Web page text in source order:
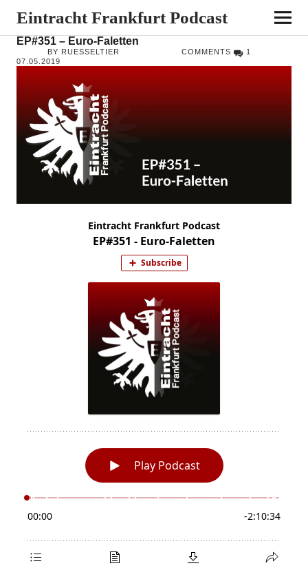
Eintracht Frankfurt Podcast
EP#351 – Euro-Faletten
BY RUESSELTIER
07.05.2019
COMMENTS 1